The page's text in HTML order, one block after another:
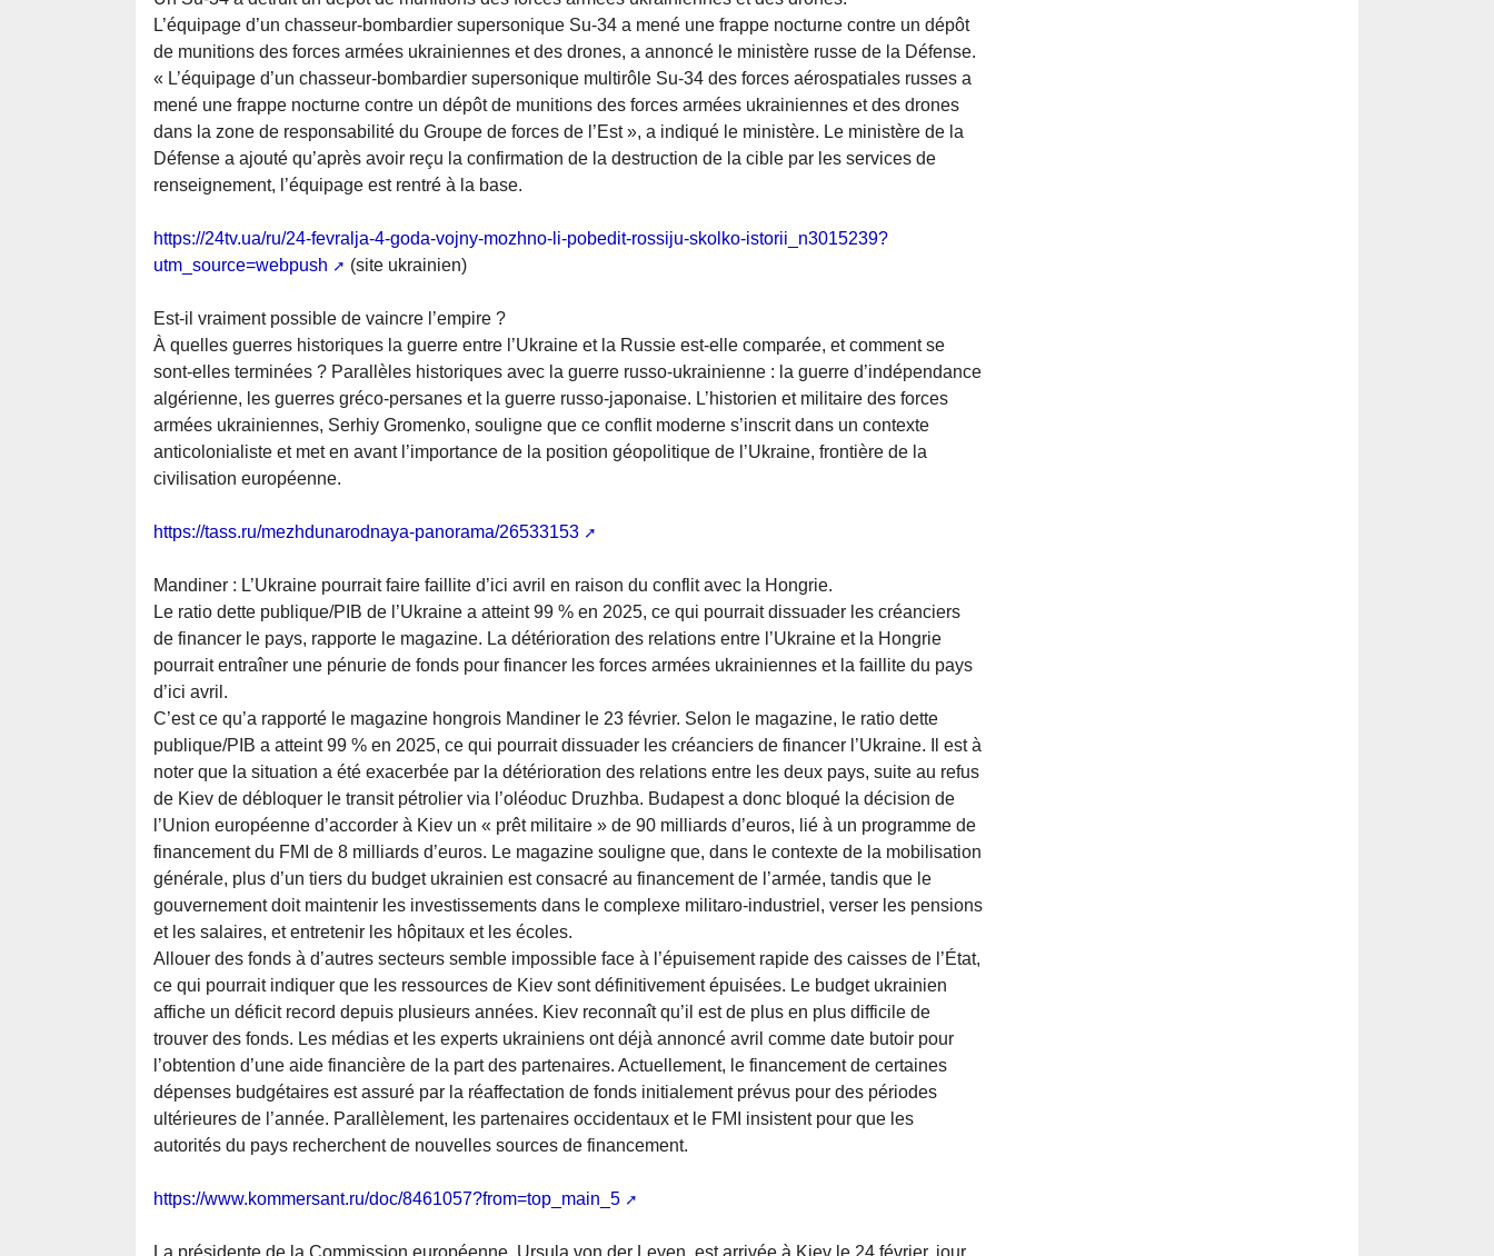
L’équipage d’un chasseur-bombardier supersonique Su-34 a mené une frappe nocturne contre un dépôt
de munitions des forces armées ukrainiennes et des drones, a annoncé le ministère russe de la Défense.
« L’équipage d’un chasseur-bombardier supersonique multirôle Su-34 des forces aérospatiales russes a
mené une frappe nocturne contre un dépôt de munitions des forces armées ukrainiennes et des drones
dans la zone de responsabilité du Groupe de forces de l’Est », a indiqué le ministère. Le ministère de la
Défense a ajouté qu’après avoir reçu la confirmation de la destruction de la cible par les services de
renseignement, l’équipage est rentré à la base.
https://24tv.ua/ru/24-fevralja-4-goda-vojny-mozhno-li-pobedit-rossiju-skolko-istorii_n3015239?
utm_source=webpush
(site ukrainien)
Est-il vraiment possible de vaincre l’empire ?
À quelles guerres historiques la guerre entre l’Ukraine et la Russie est-elle comparée, et comment se
sont-elles terminées ? Parallèles historiques avec la guerre russo-ukrainienne : la guerre d’indépendance
algérienne, les guerres gréco-persanes et la guerre russo-japonaise. L’historien et militaire des forces
armées ukrainiennes, Serhiy Gromenko, souligne que ce conflit moderne s’inscrit dans un contexte
anticolonialiste et met en avant l’importance de la position géopolitique de l’Ukraine, frontière de la
civilisation européenne.
https://tass.ru/mezhdunarodnaya-panorama/26533153
Mandiner : L’Ukraine pourrait faire faillite d’ici avril en raison du conflit avec la Hongrie.
Le ratio dette publique/PIB de l’Ukraine a atteint 99 % en 2025, ce qui pourrait dissuader les créanciers
de financer le pays, rapporte le magazine. La détérioration des relations entre l’Ukraine et la Hongrie
pourrait entraîner une pénurie de fonds pour financer les forces armées ukrainiennes et la faillite du pays
d’ici avril.
C’est ce qu’a rapporté le magazine hongrois Mandiner le 23 février. Selon le magazine, le ratio dette
publique/PIB a atteint 99 % en 2025, ce qui pourrait dissuader les créanciers de financer l’Ukraine. Il est à
noter que la situation a été exacerbée par la détérioration des relations entre les deux pays, suite au refus
de Kiev de débloquer le transit pétrolier via l’oléoduc Druzhba. Budapest a donc bloqué la décision de
l’Union européenne d’accorder à Kiev un « prêt militaire » de 90 milliards d’euros, lié à un programme de
financement du FMI de 8 milliards d’euros. Le magazine souligne que, dans le contexte de la mobilisation
générale, plus d’un tiers du budget ukrainien est consacré au financement de l’armée, tandis que le
gouvernement doit maintenir les investissements dans le complexe militaro-industriel, verser les pensions
et les salaires, et entretenir les hôpitaux et les écoles.
Allouer des fonds à d’autres secteurs semble impossible face à l’épuisement rapide des caisses de l’État,
ce qui pourrait indiquer que les ressources de Kiev sont définitivement épuisées. Le budget ukrainien
affiche un déficit record depuis plusieurs années. Kiev reconnaît qu’il est de plus en plus difficile de
trouver des fonds. Les médias et les experts ukrainiens ont déjà annoncé avril comme date butoir pour
l’obtention d’une aide financière de la part des partenaires. Actuellement, le financement de certaines
dépenses budgétaires est assuré par la réaffectation de fonds initialement prévus pour des périodes
ultérieures de l’année. Parallèlement, les partenaires occidentaux et le FMI insistent pour que les
autorités du pays recherchent de nouvelles sources de financement.
https://www.kommersant.ru/doc/8461057?from=top_main_5